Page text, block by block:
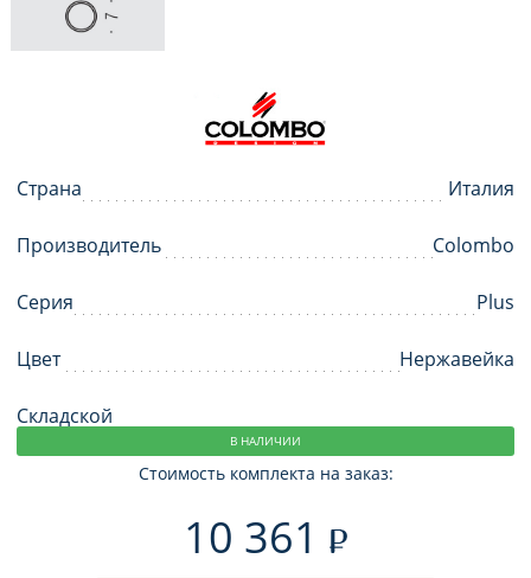
Страна Италия
Производитель Colombo
Серия Plus
Цвет Нержавейка
Складской
В НАЛИЧИИ
Стоимость комплекта на заказ:
10 361